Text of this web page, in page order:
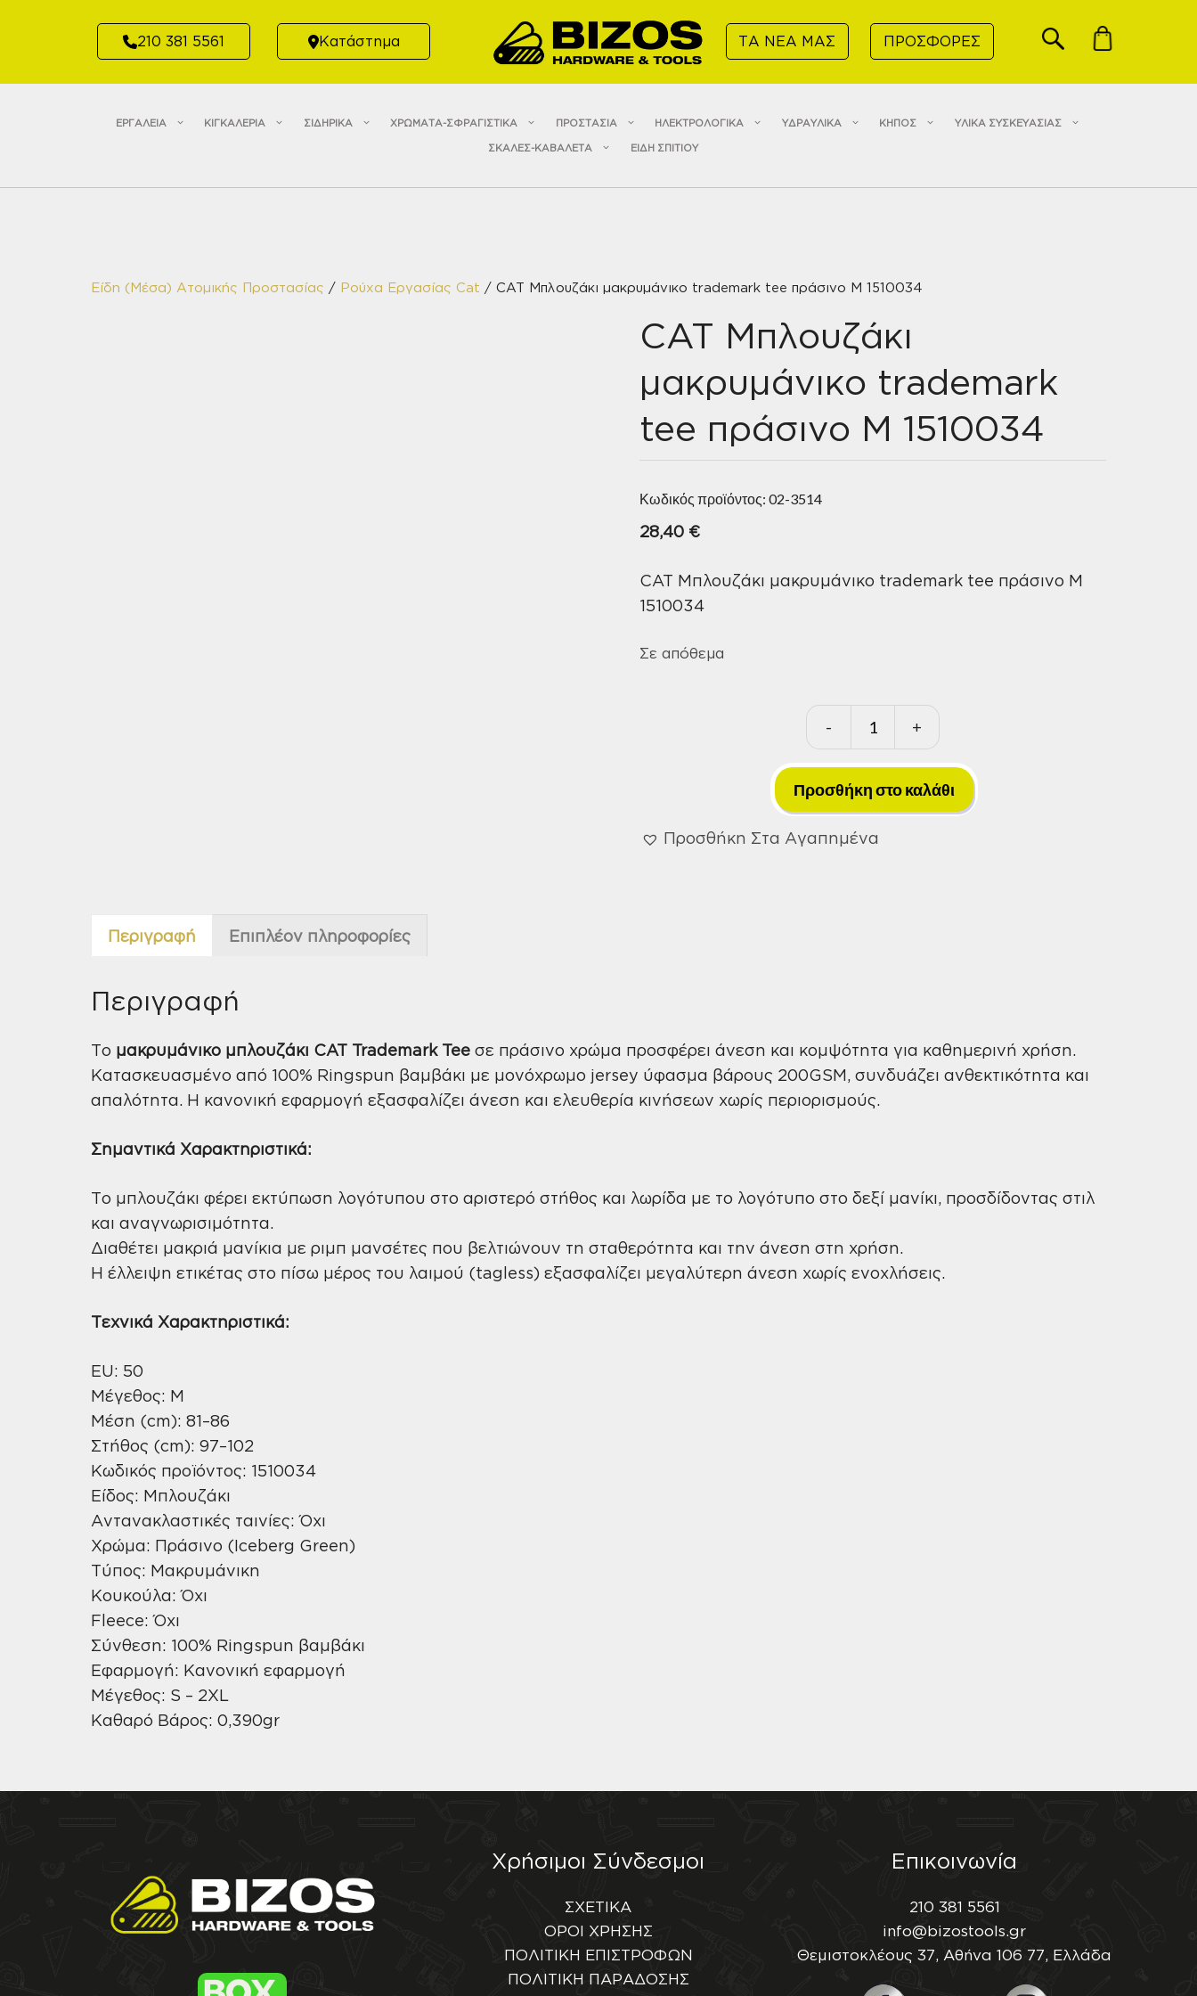
περιεχόμενο
210 381 5561 Κατάστημα ΤΑ ΝΕΑ ΜΑΣ ΠΡΟΣΦΟΡΕΣ
ΕΡΓΑΛΕΙΑ ΚΙΓΚΑΛΕΡΙΑ ΣΙΔΗΡΙΚΑ ΧΡΩΜΑΤΑ-ΣΦΡΑΓΙΣΤΙΚΑ ΠΡΟΣΤΑΣΙΑ ΗΛΕΚΤΡΟΛΟΓΙΚΑ ΥΔΡΑΥΛΙΚΑ ΚΗΠΟΣ ΥΛΙΚΑ ΣΥΣΚΕΥΑΣΙΑΣ
ΣΚΑΛΕΣ-ΚΑΒΑΛΕΤΑ ΕΙΔΗ ΣΠΙΤΙΟΥ
Είδη (Μέσα) Ατομικής Προστασίας / Ρούχα Εργασίας Cat / CAT Μπλουζάκι μακρυμάνικο trademark tee πράσινο M 1510034
CAT Μπλουζάκι
μακρυμάνικο trademark
tee πράσινο M 1510034
Κωδικός προϊόντος: 02-3514
28,40 €
CAT Μπλουζάκι μακρυμάνικο trademark tee πράσινο M
1510034
Σε απόθεμα
-
CAT
Μπλουζάκι
μακρυμάνικο
trademark
tee
+
Προσθήκη στο καλάθι
Προσθήκη Στα Αγαπημένα
Περιγραφή Επιπλέον πληροφορίες
Περιγραφή
Το μακρυμάνικο μπλουζάκι CAT Trademark Tee σε πράσινο χρώμα προσφέρει άνεση και κομψότητα για καθημερινή χρήση.
Κατασκευασμένο από 100% Ringspun βαμβάκι με μονόχρωμο jersey ύφασμα βάρους 200GSM, συνδυάζει ανθεκτικότητα και
απαλότητα. Η κανονική εφαρμογή εξασφαλίζει άνεση και ελευθερία κινήσεων χωρίς περιορισμούς.
Σημαντικά Χαρακτηριστικά:
Το μπλουζάκι φέρει εκτύπωση λογότυπου στο αριστερό στήθος και λωρίδα με το λογότυπο στο δεξί μανίκι, προσδίδοντας στιλ
και αναγνωρισιμότητα.
Διαθέτει μακριά μανίκια με ριμπ μανσέτες που βελτιώνουν τη σταθερότητα και την άνεση στη χρήση.
Η έλλειψη ετικέτας στο πίσω μέρος του λαιμού (tagless) εξασφαλίζει μεγαλύτερη άνεση χωρίς ενοχλήσεις.
Τεχνικά Χαρακτηριστικά:
EU: 50
Μέγεθος: M
Μέση (cm): 81–86
Στήθος (cm): 97–102
Κωδικός προϊόντος: 1510034
Είδος: Μπλουζάκι
Αντανακλαστικές ταινίες: Όχι
Χρώμα: Πράσινο (Iceberg Green)
Τύπος: Μακρυμάνικη
Κουκούλα: Όχι
Fleece: Όχι
Σύνθεση: 100% Ringspun βαμβάκι
Εφαρμογή: Κανονική εφαρμογή
Μέγεθος: S – 2XL
Καθαρό Βάρος: 0,390gr
Χρήσιμοι Σύνδεσμοι
ΣΧΕΤΙΚΑ
ΟΡΟΙ ΧΡΗΣΗΣ
ΠΟΛΙΤΙΚΗ ΕΠΙΣΤΡΟΦΩΝ
ΠΟΛΙΤΙΚΗ ΠΑΡΑΔΟΣΗΣ
Επικοινωνία
210 381 5561
info@bizostools.gr
Θεμιστοκλέους 37, Αθήνα 106 77, Ελλάδα